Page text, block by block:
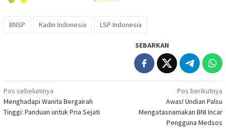
BNSP Kadin Indonesia LSP Indonesia
SEBARKAN
Navigasi
pos
Pos sebelumnya
Menghadapi Wanita Bergairah
Tinggi: Panduan untuk Pria Sejati
Pos berikutnya
Awas! Undian Palsu
Mengatasnamakan BNI Incar
Pengguna Medsos